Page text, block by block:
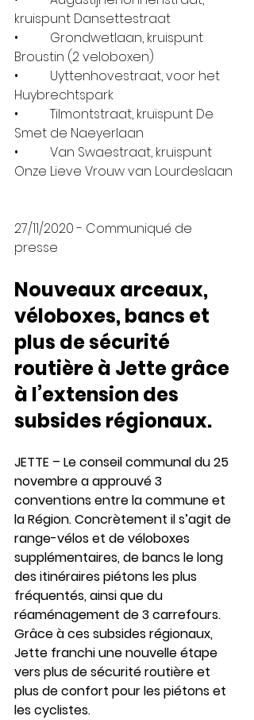
kruispunt Dansettestraat
•          Grondwetlaan, kruispunt
Broustin (2 veloboxen)
•          Uyttenhovestraat, voor het
Huybrechtspark
•          Tilmontstraat, kruispunt De
Smet de Naeyerlaan
•          Van Swaestraat, kruispunt
Onze Lieve Vrouw van Lourdeslaan
27/11/2020 - Communiqué de
presse
Nouveaux arceaux,
véloboxes, bancs et
plus de sécurité
routière à Jette grâce
à l’extension des
subsides régionaux.
JETTE – Le conseil communal du 25
novembre a approuvé 3
conventions entre la commune et
la Région. Concrètement il s’agit de
range-vélos et de véloboxes
supplémentaires, de bancs le long
des itinéraires piétons les plus
fréquentés, ainsi que du
réaménagement de 3 carrefours.
Grâce à ces subsides régionaux,
Jette franchi une nouvelle étape
vers plus de sécurité routière et
plus de confort pour les piétons et
les cyclistes.